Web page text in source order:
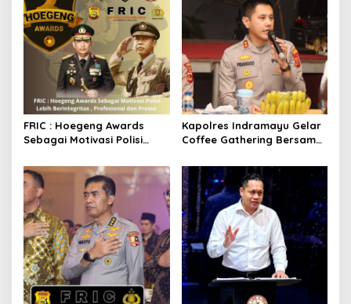
FRIC : Hoegeng Awards
Sebagai Motivasi Polisi
Profesional dan Presisi
Kapolres Indramayu Gelar
Coffee Gathering Bersama